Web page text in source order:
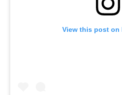
View this post on